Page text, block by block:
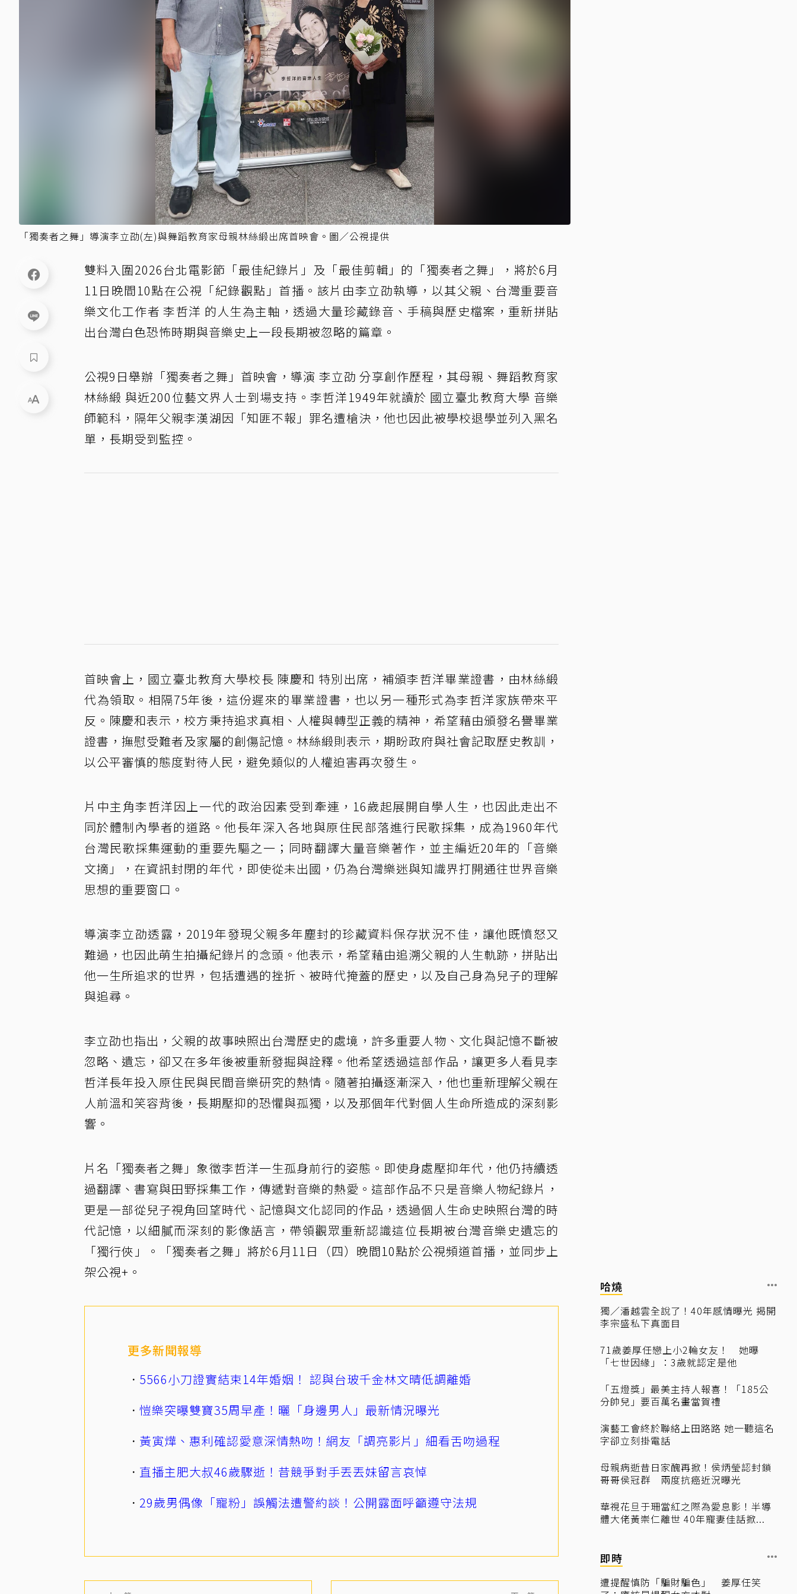
「獨奏者之舞」導演李立劭(左)與舞蹈教育家母親林絲緞出席首映會。圖／公視提供
雙料入圍2026台北電影節「最佳紀錄片」及「最佳剪輯」的「獨奏者之舞」，將於6月
11日晚間10點在公視「紀錄觀點」首播。該片由李立劭執導，以其父親、台灣重要音
樂文化工作者 李哲洋 的人生為主軸，透過大量珍藏錄音、手稿與歷史檔案，重新拼貼
出台灣白色恐怖時期與音樂史上一段長期被忽略的篇章。
公視9日舉辦「獨奏者之舞」首映會，導演 李立劭 分享創作歷程，其母親、舞蹈教育家
林絲緞 與近200位藝文界人士到場支持。李哲洋1949年就讀於 國立臺北教育大學 音樂
師範科，隔年父親李漢湖因「知匪不報」罪名遭槍決，他也因此被學校退學並列入黑名
單，長期受到監控。
首映會上，國立臺北教育大學校長 陳慶和 特別出席，補頒李哲洋畢業證書，由林絲緞
代為領取。相隔75年後，這份遲來的畢業證書，也以另一種形式為李哲洋家族帶來平
反。陳慶和表示，校方秉持追求真相、人權與轉型正義的精神，希望藉由頒發名譽畢業
證書，撫慰受難者及家屬的創傷記憶。林絲緞則表示，期盼政府與社會記取歷史教訓，
以公平審慎的態度對待人民，避免類似的人權迫害再次發生。
片中主角李哲洋因上一代的政治因素受到牽連，16歲起展開自學人生，也因此走出不
同於體制內學者的道路。他長年深入各地與原住民部落進行民歌採集，成為1960年代
台灣民歌採集運動的重要先驅之一；同時翻譯大量音樂著作，並主編近20年的「音樂
文摘」，在資訊封閉的年代，即使從未出國，仍為台灣樂迷與知識界打開通往世界音樂
思想的重要窗口。
導演李立劭透露，2019年發現父親多年塵封的珍藏資料保存狀況不佳，讓他既憤怒又
難過，也因此萌生拍攝紀錄片的念頭。他表示，希望藉由追溯父親的人生軌跡，拼貼出
他一生所追求的世界，包括遭遇的挫折、被時代掩蓋的歷史，以及自己身為兒子的理解
與追尋。
李立劭也指出，父親的故事映照出台灣歷史的處境，許多重要人物、文化與記憶不斷被
忽略、遺忘，卻又在多年後被重新發掘與詮釋。他希望透過這部作品，讓更多人看見李
哲洋長年投入原住民與民間音樂研究的熱情。隨著拍攝逐漸深入，他也重新理解父親在
人前溫和笑容背後，長期壓抑的恐懼與孤獨，以及那個年代對個人生命所造成的深刻影
響。
片名「獨奏者之舞」象徵李哲洋一生孤身前行的姿態。即使身處壓抑年代，他仍持續透
過翻譯、書寫與田野採集工作，傳遞對音樂的熱愛。這部作品不只是音樂人物紀錄片，
更是一部從兒子視角回望時代、記憶與文化認同的作品，透過個人生命史映照台灣的時
代記憶，以細膩而深刻的影像語言，帶領觀眾重新認識這位長期被台灣音樂史遺忘的
「獨行俠」。「獨奏者之舞」將於6月11日（四）晚間10點於公視頻道首播，並同步上
架公視+。
更多新聞報導
5566小刀證實結束14年婚姻！ 認與台玻千金林文晴低調離婚
愷樂突曝雙寶35周早產！曬「身邊男人」最新情況曝光
黃寅燁、惠利確認愛意深情熱吻！網友「調亮影片」細看舌吻過程
直播主肥大叔46歲驟逝！昔競爭對手丟丟妹留言哀悼
29歲男偶像「寵粉」誤觸法遭警約談！公開露面呼籲遵守法規
哈燒
獨／潘越雲全說了！40年感情曝光 揭開
李宗盛私下真面目
71歲姜厚任戀上小2輪女友！ 她曝
「七世因緣」：3歲就認定是他
「五燈獎」最美主持人報喜！「185公
分帥兒」要百萬名畫當賀禮
演藝工會終於聯絡上田路路 她一聽這名
字卻立刻掛電話
母親病逝昔日家醜再掀！侯炳瑩認封鎖
哥哥侯冠群 兩度抗癌近況曝光
華視花旦于珊當紅之際為愛息影！半導
體大佬黃崇仁離世 40年寵妻佳話掀...
即時
遭提醒慎防「騙財騙色」 姜厚任笑